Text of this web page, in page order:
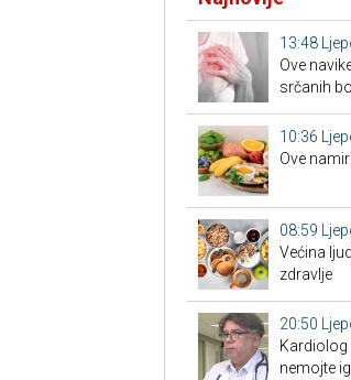
13:48
Ove
srčanih
10:36
Ove
08:59
Većina
zdravlje
20:50
nemojte